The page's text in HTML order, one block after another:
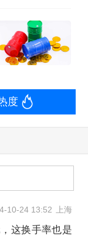
度
10-24 13:52 上海
这换手率也是